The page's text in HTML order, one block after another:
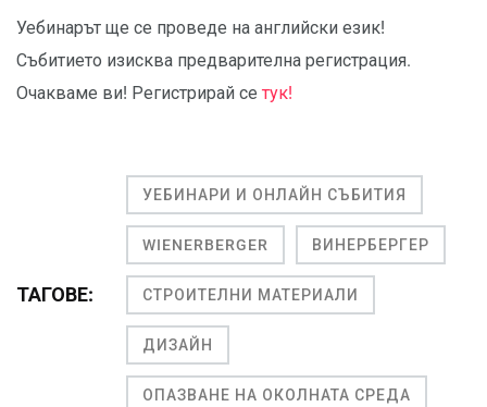
Уебинарът ще се проведе на английски език!
Събитието изисква предварителна регистрация.
Очакваме ви! Регистрирай се тук!
ТАГОВЕ:
УЕБИНАРИ И ОНЛАЙН СЪБИТИЯ
WIENERBERGER ВИНЕРБЕРГЕР
СТРОИТЕЛНИ МАТЕРИАЛИ
ДИЗАЙН
ОПАЗВАНЕ НА ОКОЛНАТА СРЕДА